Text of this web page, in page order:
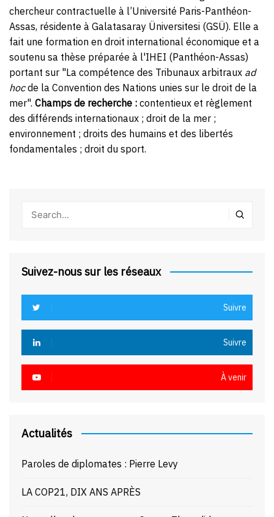
chercheur contractuelle à l’Université Paris-Panthéon-
Assas, résidente à Galatasaray Üniversitesi (GSÜ). Elle a
fait une formation en droit international économique et a
soutenu sa thèse préparée à l'IHEI (Panthéon-Assas)
portant sur "La compétence des Tribunaux arbitraux ad
hocde la Convention des Nations unies sur le droit de la
mer". Champs de recherche : contentieux et règlement
des différends internationaux ; droit de la mer ;
environnement ; droits des humains et des libertés
fondamentales ; droit du sport.
Suivez-nous sur les réseaux
Suivre
Suivre
À venir
Actualités
Paroles de diplomates : Pierre Levy
LA COP21, DIX ANS APRÈS